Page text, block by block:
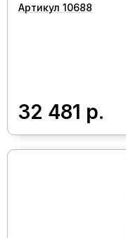
Артикул 10688
32 481 р.